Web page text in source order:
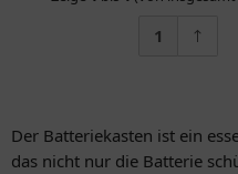
1
Der Batteriekasten ist ein
das nicht nur die Batterie